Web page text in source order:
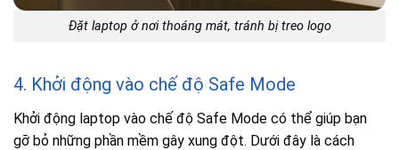
Đặt laptop ở nơi thoáng mát, tránh bị treo logo
4. Khởi động vào chế độ Safe Mode
Khởi động laptop vào chế độ Safe Mode có thể giúp bạn
gỡ bỏ những phần mềm gây xung đột. Dưới đây là cách